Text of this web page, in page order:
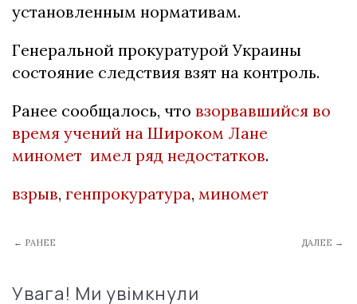
установленным нормативам.
Генеральной прокуратурой Украины
состояние следствия взят на контроль.
Ранее сообщалось, что взорвавшийся во
время учений на Широком Лане
миномет имел ряд недостатков.
взрыв, генпрокуратура, миномет
← РАНЕЕ ДАЛЕЕ →
Увага! Ми увімкнули